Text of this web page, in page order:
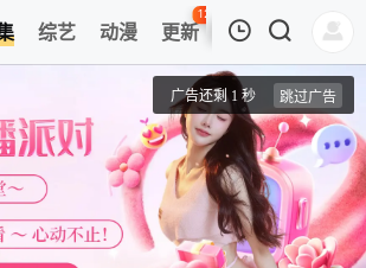
综艺 动漫 更新
122
热榜 APP
第01集
勒香